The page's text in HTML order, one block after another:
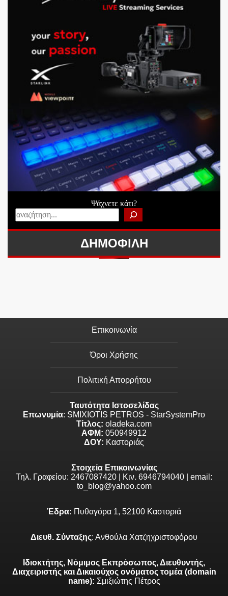
Ψάχνετε κάτι?
ΔΗΜΟΦΙΛΗ
Επικοινωνία
Όροι Χρήσης
Πολιτική Απορρήτου
Ταυτότητα Ιστοσελίδας
Επωνυμία: SMIXIOTIS PETROS - StarSystemPro
Τίτλος: oladeka.com
ΑΦΜ: 050949912
ΔΟΥ: Καστοριάς
Στοιχεία Επικοινωνίας
Τηλ. Γραφείου: 2467087420 | Κιν. 6946794040 | email:
to_blog@yahoo.com
Έδρα: Πυθαγόρα 1, 52100 Καστοριά
Διευθ. Σύνταξης: Ανθούλα Χατζηχριστοφόρου
Ιδιοκτήτης, Νόμιμος Εκπρόσωπος, Διευθυντής,
Διαχειριστής και Δικαιούχος ονόματος τομέα (domain
name): Σμιξιώτης Πέτρος